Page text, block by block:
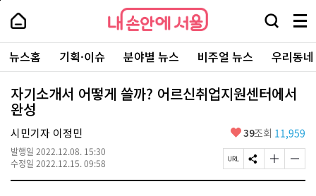
본
로
가
내
손
안
에
서
울
-
서
울
시
대
표
소
통
포
내
손
에
울
검
창
열
기
메
뉴
전
체
보
주
요
서
뉴스홈 기획·이슈 분야별 뉴스 비주얼 뉴스 우리동
자기소개서 어떻게 쓸까? 어르신취업지원센터에서
완성
시민기자 이정민
발행일 2022.12.08. 15:30
수정일 2022.12.15. 09:58
좋
요
39조회 11,959
페
이
S
N
글
자
글
자
페
상
단
로